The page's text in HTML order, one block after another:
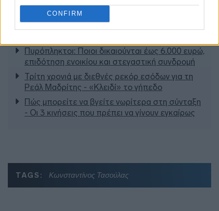
CONFIRM
Πυρόπληκτοι: Ποιοι δικαιούνται έως 6.000 ευρώ,
επιδότηση ενοικίου και στεγαστική συνδρομή
Τρίτη χρονιά με διεθνές ρεκόρ εσόδων για τη
Ρεάλ Μαδρίτης - «Κλειδί» το γήπεδο
Πώς μπορείτε να βγείτε νωρίτερα στη σύνταξη
- Οι 3 κινήσεις που πρέπει να γίνουν εγκαίρως
TAGS: Κωνσταντίνος Τασούλας